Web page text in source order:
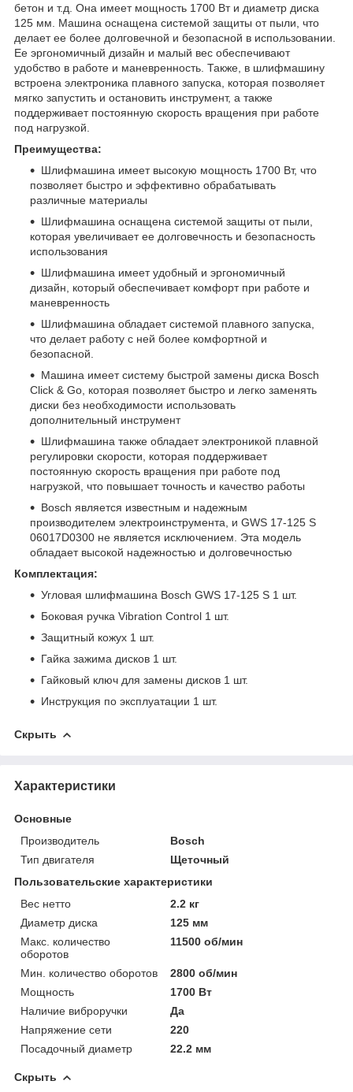
бетон и т.д. Она имеет мощность 1700 Вт и диаметр диска
125 мм. Машина оснащена системой защиты от пыли, что
делает ее более долговечной и безопасной в использовании.
Ее эргономичный дизайн и малый вес обеспечивают
удобство в работе и маневренность. Также, в шлифмашину
встроена электроника плавного запуска, которая позволяет
мягко запустить и остановить инструмент, а также
поддерживает постоянную скорость вращения при работе
под нагрузкой.
Преимущества:
Шлифмашина имеет высокую мощность 1700 Вт, что
позволяет быстро и эффективно обрабатывать
различные материалы
Шлифмашина оснащена системой защиты от пыли,
которая увеличивает ее долговечность и безопасность
использования
Шлифмашина имеет удобный и эргономичный
дизайн, который обеспечивает комфорт при работе и
маневренность
Шлифмашина обладает системой плавного запуска,
что делает работу с ней более комфортной и
безопасной.
Машина имеет систему быстрой замены диска Bosch
Click & Go, которая позволяет быстро и легко заменять
диски без необходимости использовать
дополнительный инструмент
Шлифмашина также обладает электроникой плавной
регулировки скорости, которая поддерживает
постоянную скорость вращения при работе под
нагрузкой, что повышает точность и качество работы
Bosch является известным и надежным
производителем электроинструмента, и GWS 17-125 S
06017D0300 не является исключением. Эта модель
обладает высокой надежностью и долговечностью
Комплектация:
Угловая шлифмашина Bosch GWS 17-125 S 1 шт.
Боковая ручка Vibration Control 1 шт.
Защитный кожух 1 шт.
Гайка зажима дисков 1 шт.
Гайковый ключ для замены дисков 1 шт.
Инструкция по эксплуатации 1 шт.
Скрыть
Характеристики
Основные
Производитель
Bosch
Тип двигателя
Щеточный
Пользовательские характеристики
Вес нетто
2.2 кг
Диаметр диска
125 мм
Макс. количество
оборотов
11500 об/мин
Мин. количество оборотов
2800 об/мин
Мощность
1700 Вт
Наличие виброручки
Да
Напряжение сети
220
Посадочный диаметр
22.2 мм
Скрыть